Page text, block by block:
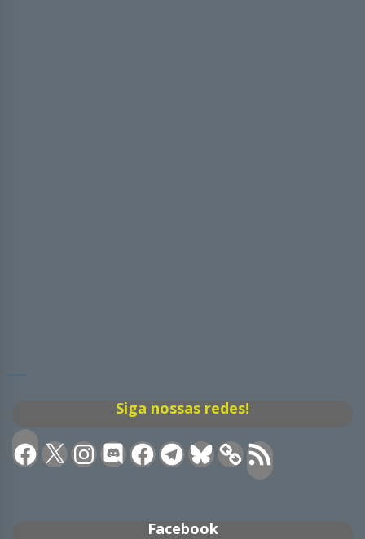
Siga nossas redes!
Facebook
X Instagram
DiscordFacebookTelegramBluesky Feed
RSS
Facebook